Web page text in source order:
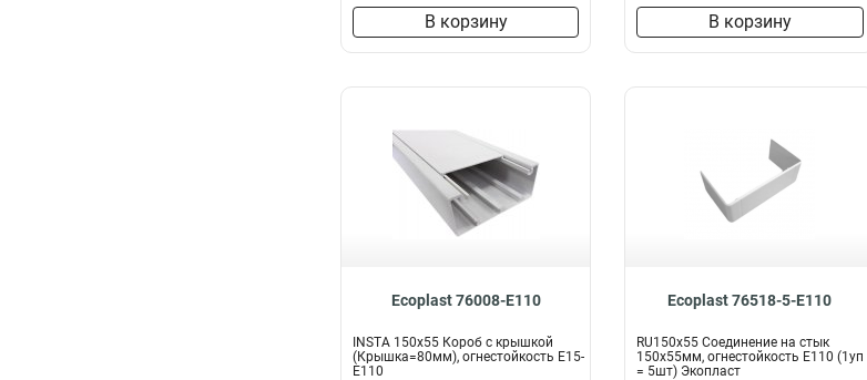
В корзину В корзину
Ecoplast 76008-E110
INSTA 150x55 Короб с крышкой
(Крышка=80мм), огнестойкость E15-
E110
Ecoplast 76518-5-E110
RU150х55 Cоединение на стык
150х55мм, огнестойкость Е110 (1уп
= 5шт) Экопласт